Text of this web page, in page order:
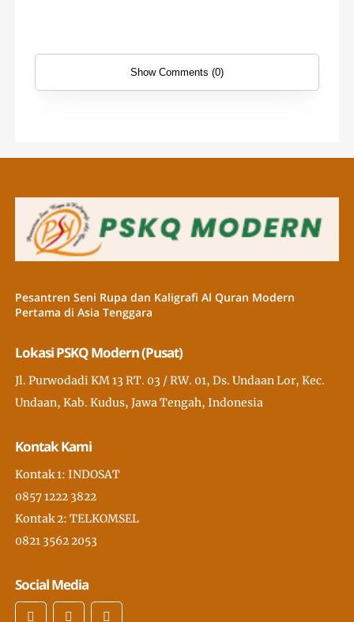
Show Comments (0)
Pesantren Seni Rupa dan Kaligrafi Al Quran Modern
Pertama di Asia Tenggara
Lokasi PSKQ Modern (Pusat)
Jl. Purwodadi KM 13 RT. 03 / RW. 01, Ds. Undaan Lor, Kec.
Undaan, Kab. Kudus, Jawa Tengah, Indonesia
Kontak Kami
Kontak 1: INDOSAT
0857 1222 3822
Kontak 2: TELKOMSEL
0821 3562 2053
Social Media